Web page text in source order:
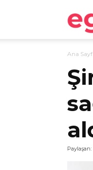
Ana
Paylaşan: